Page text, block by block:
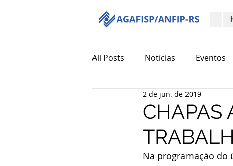
All Posts Notícias Eventos
CHAPAS
2 de jun. de 2019
Na programação do